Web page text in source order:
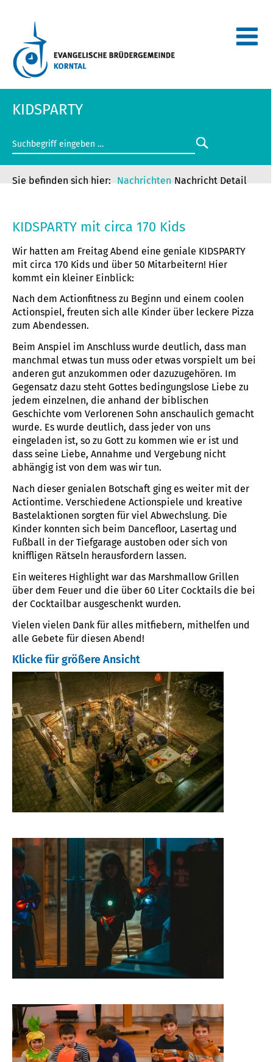
KIDSPARTY
Nachrichten Nachricht Detail
KIDSPARTY mit circa 170 Kids
Wir hatten am Freitag Abend eine geniale KIDSPARTY
mit circa 170 Kids und über 50 Mitarbeitern! Hier
kommt ein kleiner Einblick:
Nach dem Actionfitness zu Beginn und einem coolen
Actionspiel, freuten sich alle Kinder über leckere Pizza
zum Abendessen.
Beim Anspiel im Anschluss wurde deutlich, dass man
manchmal etwas tun muss oder etwas vorspielt um bei
anderen gut anzukommen oder dazuzugehören. Im
Gegensatz dazu steht Gottes bedingungslose Liebe zu
jedem einzelnen, die anhand der biblischen
Geschichte vom Verlorenen Sohn anschaulich gemacht
wurde. Es wurde deutlich, dass jeder von uns
eingeladen ist, so zu Gott zu kommen wie er ist und
dass seine Liebe, Annahme und Vergebung nicht
abhängig ist von dem was wir tun.
Nach dieser genialen Botschaft ging es weiter mit der
Actiontime. Verschiedene Actionspiele und kreative
Bastelaktionen sorgten für viel Abwechslung. Die
Kinder konnten sich beim Dancefloor, Lasertag und
Fußball in der Tiefgarage austoben oder sich von
kniffligen Rätseln herausfordern lassen.
Ein weiteres Highlight war das Marshmallow Grillen
über dem Feuer und die über 60 Liter Cocktails die bei
der Cocktailbar ausgeschenkt wurden.
Vielen vielen Dank für alles mitfiebern, mithelfen und
alle Gebete für diesen Abend!
Klicke für größere Ansicht